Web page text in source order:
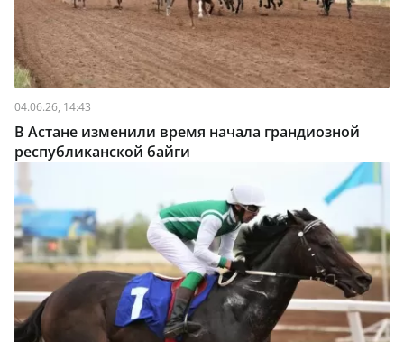
04.06.26, 14:43
В Астане изменили время начала грандиозной
республиканской байги